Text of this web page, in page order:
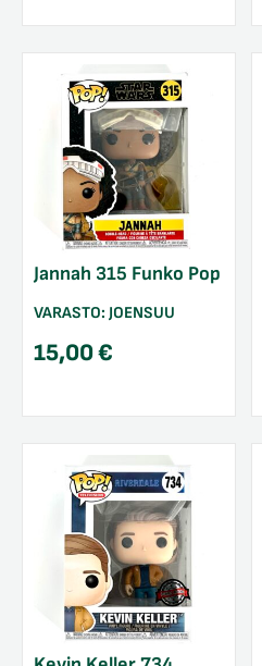
Jannah 315 Funko Pop
VARASTO: JOENSUU
15,00€